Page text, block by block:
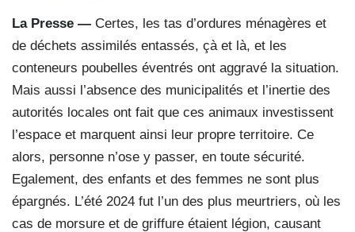
La Presse — Certes, les tas d’ordures ménagères et
de déchets assimilés entassés, çà et là, et les
conteneurs poubelles éventrés ont aggravé la situation.
Mais aussi l’absence des municipalités et l’inertie des
autorités locales ont fait que ces animaux investissent
l’espace et marquent ainsi leur propre territoire. Ce
alors, personne n’ose y passer, en toute sécurité.
Egalement, des enfants et des femmes ne sont plus
épargnés. L’été 2024 fut l’un des plus meurtriers, où les
cas de morsure et de griffure étaient légion, causant